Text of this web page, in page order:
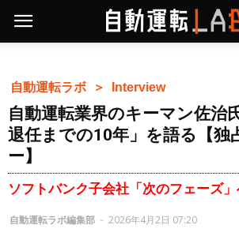
自動運転ラボ ＞ Interview
自動運転業界のキーマン佐治
退任までの10年」を語る【独
ー】
ソフトバンク子会社「次のフェーズ
自動運転ラボ編集部 - 2026年4月2日 07:20